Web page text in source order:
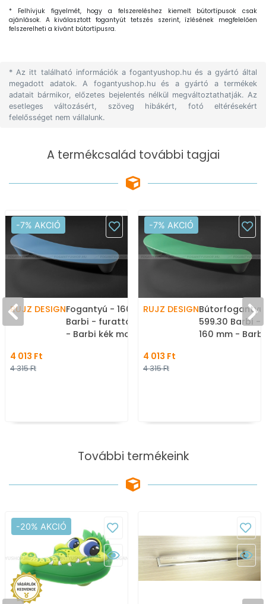
* Felhívjuk figyelmét, hogy a felszereléshez kiemelt bútortípusok csak
ajánlások. A kiválasztott fogantyút tetszés szerint, ízlésének megfelelően
felszerelheti a kívánt bútortípusra.
* Az itt található információk a fogantyushop.hu és a gyártó által
megadott adatok. A fogantyushop.hu és a gyártó a termékek
adatait bármikor, előzetes bejelentés nélkül megváltoztathatják. Az
esetleges változásért, szöveg hibákért, fotó eltérésekért
felelősséget nem vállalunk.
A termékcsalád további tagjai
-7% AKCIÓ
RUJZ DESIGNFogantyú - 160 599.30
Barbi - furattáv 160 mm
- Barbi kék modra barby
műanyag bútorfogantyú
4 013 Ft
4 315 Ft
-7% AKCIÓ
RUJZ DESIGNBútorfogantyú
599.30 Barbi
160 mm -
4 013 Ft
4 315 Ft
További termékeink
-20% AKCIÓ